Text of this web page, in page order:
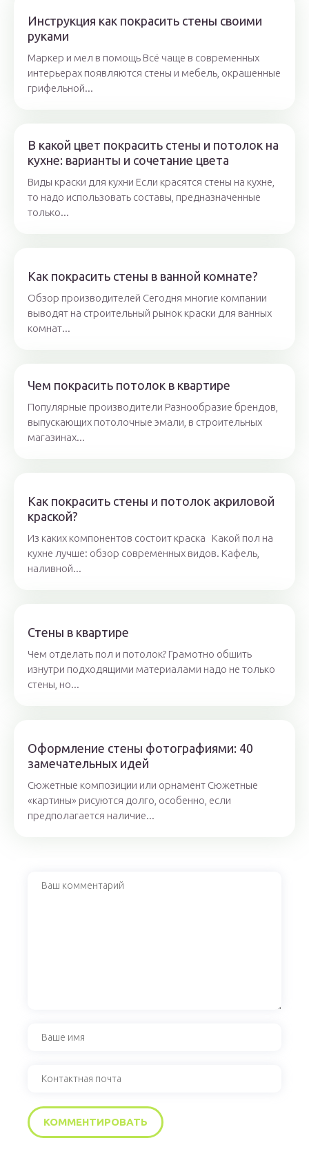
Инструкция как покрасить стены своими
руками
Маркер и мел в помощь Всё чаще в современных
интерьерах появляются стены и мебель, окрашенные
грифельной...
В какой цвет покрасить стены и потолок на
кухне: варианты и сочетание цвета
Виды краски для кухни Если красятся стены на кухне,
то надо использовать составы, предназначенные
только...
Как покрасить стены в ванной комнате?
Обзор производителей Сегодня многие компании
выводят на строительный рынок краски для ванных
комнат...
Чем покрасить потолок в квартире
Популярные производители Разнообразие брендов,
выпускающих потолочные эмали, в строительных
магазинах...
Как покрасить стены и потолок акриловой
краской?
Из каких компонентов состоит краска Какой пол на
кухне лучше: обзор современных видов. Кафель,
наливной...
Стены в квартире
Чем отделать пол и потолок? Грамотно обшить
изнутри подходящими материалами надо не только
стены, но...
Оформление стены фотографиями: 40
замечательных идей
Сюжетные композиции или орнамент Сюжетные
«картины» рисуются долго, особенно, если
предполагается наличие...